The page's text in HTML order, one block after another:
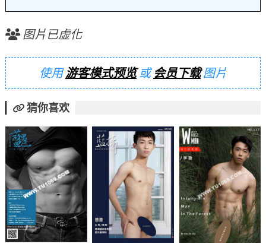
图片已虚化
使用游客模式预览或会员下载图片
猜你喜欢